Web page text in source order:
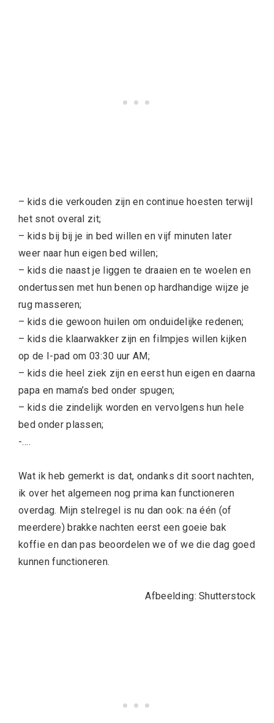
– kids die verkouden zijn en continue hoesten terwijl
het snot overal zit;
– kids bij bij je in bed willen en vijf minuten later
weer naar hun eigen bed willen;
– kids die naast je liggen te draaien en te woelen en
ondertussen met hun benen op hardhandige wijze je
rug masseren;
– kids die gewoon huilen om onduidelijke redenen;
– kids die klaarwakker zijn en filmpjes willen kijken
op de I-pad om 03:30 uur AM;
– kids die heel ziek zijn en eerst hun eigen en daarna
papa en mama’s bed onder spugen;
– kids die zindelijk worden en vervolgens hun hele
bed onder plassen;
-….
Wat ik heb gemerkt is dat, ondanks dit soort nachten,
ik over het algemeen nog prima kan functioneren
overdag. Mijn stelregel is nu dan ook: na één (of
meerdere) brakke nachten eerst een goeie bak
koffie en dan pas beoordelen we of we die dag goed
kunnen functioneren.
Afbeelding: Shutterstock